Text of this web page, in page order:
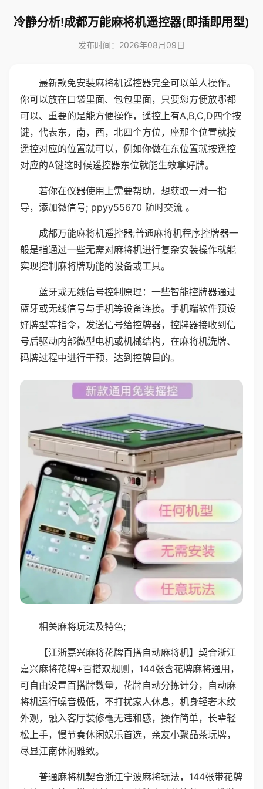
冷静分析!成都万能麻将机遥控器(即插即用型)
发布时间：2026年08月09日
最新款免安装麻将机遥控器完全可以单人操作。
你可以放在口袋里面、包包里面，只要您方便放哪都
可以、重要的是能方便操作，遥控上有A,B,C,D四个按
键，代表东，南，西，北四个方位，座那个位置就按
遥控对应的位置就可以，例如你做在东位置就按遥控
对应的A键这时候遥控器东位就能生效拿好牌。
若你在仪器使用上需要帮助，想获取一对一指
导，添加微信号; ppyy55670 随时交流 。
成都万能麻将机遥控器;普通麻将机程序控牌器一
般是指通过一些无需对麻将机进行复杂安装操作就能
实现控制麻将牌功能的设备或工具。
蓝牙或无线信号控制原理：一些智能控牌器通过
蓝牙或无线信号与手机等设备连接。手机端软件预设
好牌型等指令，发送信号给控牌器，控牌器接收到信
号后驱动内部微型电机或机械结构，在麻将机洗牌、
码牌过程中进行干预，达到控牌目的。
相关麻将玩法及特色;
【江浙嘉兴麻将花牌百搭自动麻将机】契合浙江
嘉兴麻将花牌+百搭双规则，144张含花牌麻将通用，
可自由设置百搭牌数量，花牌自动分拣计分，自动麻
将机运行噪音极低，不打扰家人休息，机身轻奢木纹
外观，融入客厅装修毫无违和感，操作简单，长辈轻
松上手，慢节奏休闲娱乐首选，亲友小聚品茶玩牌，
尽显江南休闲雅致。
普通麻将机契合浙江宁波麻将玩法，144张带花牌